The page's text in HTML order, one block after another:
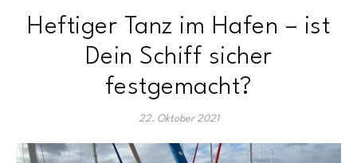
Heftiger Tanz im Hafen – ist
Dein Schiff sicher
festgemacht?
22. Oktober 2021
Video-